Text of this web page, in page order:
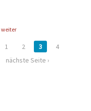
weiter
1 2 3
4
nächste Seite ›